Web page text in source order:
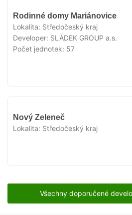
Rodinné domy Mariánovice
Lokalita: Středočeský kraj
Developer: SLÁDEK GROUP a.s.
Počet jednotek: 57
Nový Zeleneč
Lokalita: Středočeský kraj
Všechny doporučené